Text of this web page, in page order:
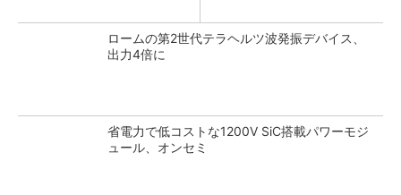
ロームの第2世代テラヘルツ波発振デバイス、
出力4倍に
省電力で低コストな1200V SiC搭載パワーモジ
ュール、オンセミ